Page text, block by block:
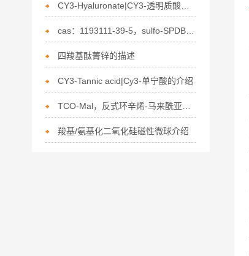
CY3-Hyaluronate|CY3-透明质酸的描述
cas：1193111-39-5，sulfo-SPDB，磺酸基-SPDB的介绍
四羧基酞菁锌的描述
CY3-Tannic acid|Cy3-单宁酸的介绍
羧基/氨基化二氧化硅磁性微球介绍